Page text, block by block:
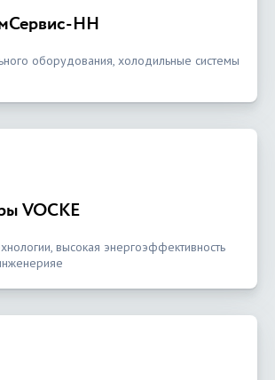
НН
оборудования, холодильные системы
VOCKE
высокая энергоэффективность